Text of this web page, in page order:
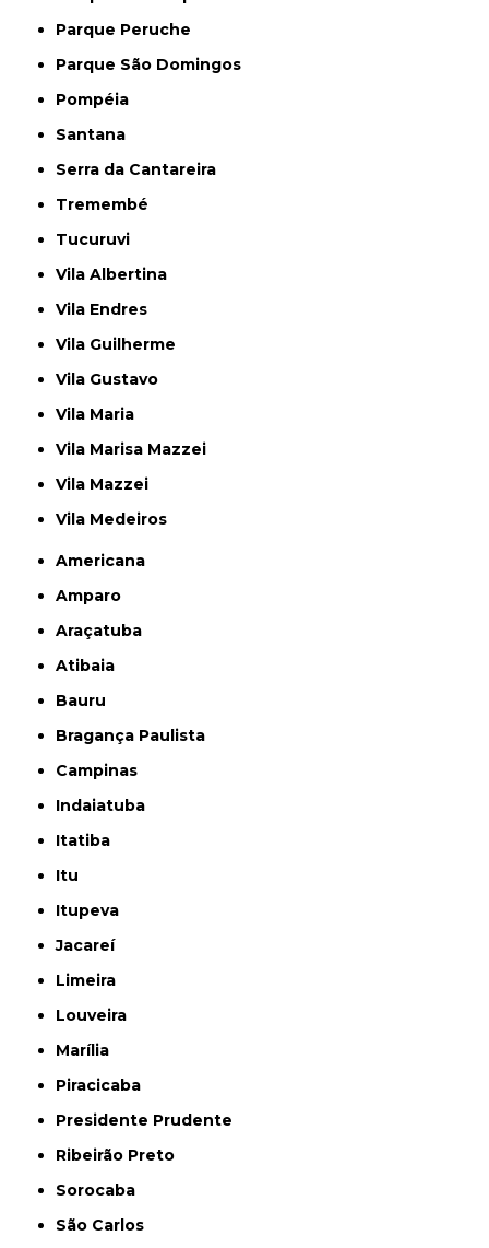
Parque Peruche
Parque São Domingos
Pompéia
Santana
Serra da Cantareira
Tremembé
Tucuruvi
Vila Albertina
Vila Endres
Vila Guilherme
Vila Gustavo
Vila Maria
Vila Marisa Mazzei
Vila Mazzei
Vila Medeiros
Americana
Amparo
Araçatuba
Atibaia
Bauru
Bragança Paulista
Campinas
Indaiatuba
Itatiba
Itu
Itupeva
Jacareí
Limeira
Louveira
Marília
Piracicaba
Presidente Prudente
Ribeirão Preto
Sorocaba
São Carlos